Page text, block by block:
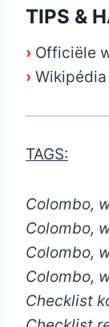
TIPS &
› Officiële
› Wikipédia
TAGS:
Colombo,
Colombo,
Colombo,
Colombo,
Checklist